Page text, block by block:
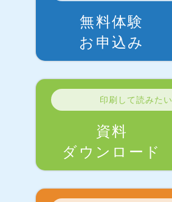
無料体験
お申込み
印刷して読みたい
資料
ダウンロード